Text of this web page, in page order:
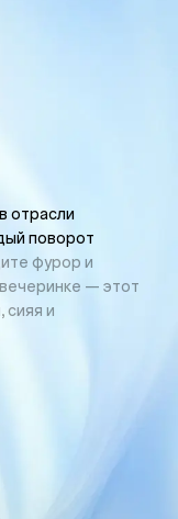
отрасли
поворот
фурор и
— этот
сияя и